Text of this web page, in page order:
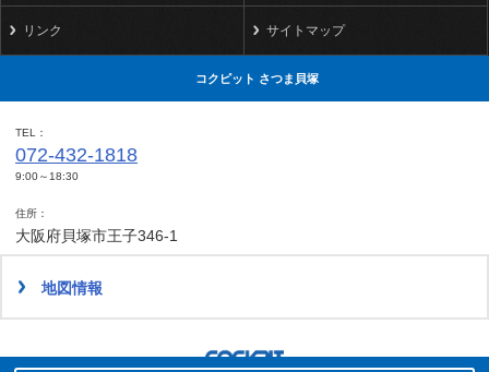
リンク サイトマップ
コクピット さつま貝塚
TEL
072-432-1818
9:00～18:30
住所
大阪府貝塚市王子346-1
地図情報